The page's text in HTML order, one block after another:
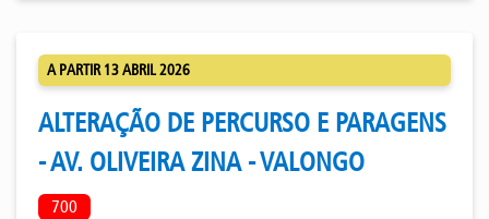
A PARTIR 13 ABRIL 2026
ALTERAÇÃO DE PERCURSO E PARAGENS
- AV. OLIVEIRA ZINA - VALONGO
700